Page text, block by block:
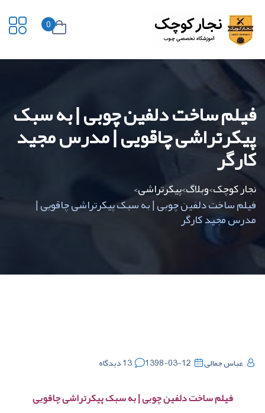
0
فیلم ساخت دلفین چوبی | به سبک
پیکرتراشی چاقویی | مدرس مجید
کارگر
نجار کوچک>وبلاگ>پیکرتراشی>
فیلم ساخت دلفین چوبی | به سبک پیکرتراشی چاقویی |
مدرس مجید کارگر
عباس جمالی 1398-03-12 13 دیدگاه
فیلم ساخت دلفین چوبی | به سبک پیکرتراشی چاقویی